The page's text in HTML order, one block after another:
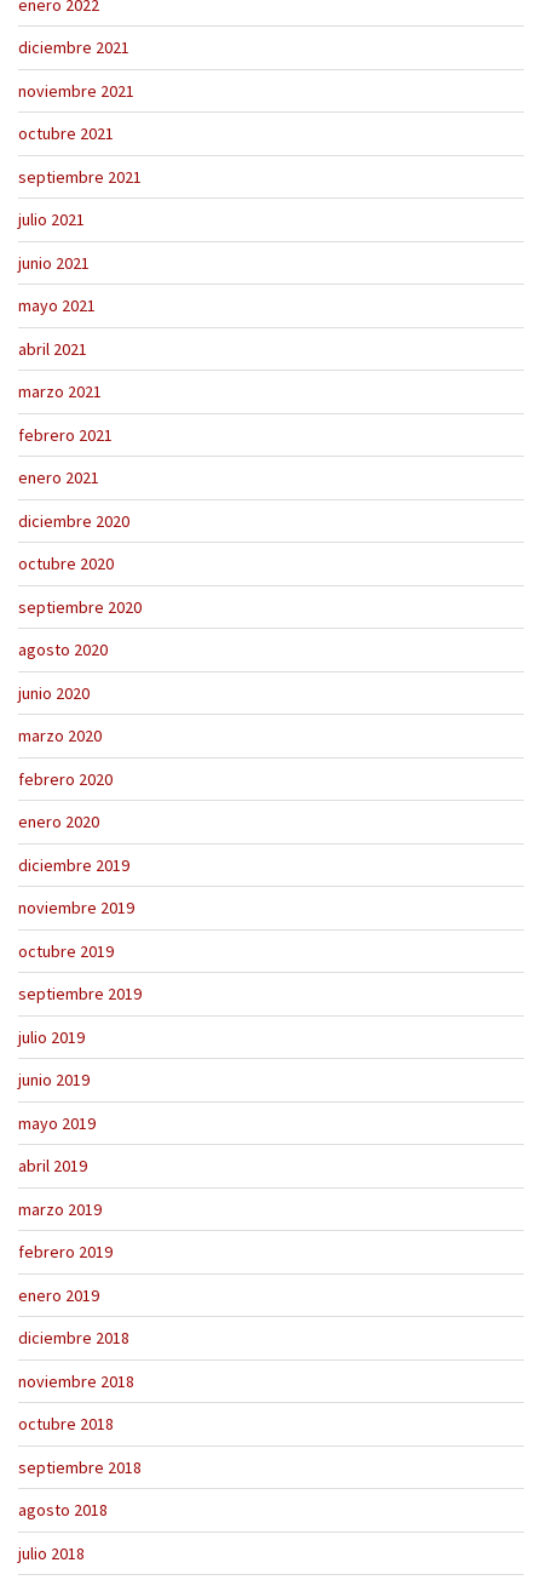
enero 2022
diciembre 2021
noviembre 2021
octubre 2021
septiembre 2021
julio 2021
junio 2021
mayo 2021
abril 2021
marzo 2021
febrero 2021
enero 2021
diciembre 2020
octubre 2020
septiembre 2020
agosto 2020
junio 2020
marzo 2020
febrero 2020
enero 2020
diciembre 2019
noviembre 2019
octubre 2019
septiembre 2019
julio 2019
junio 2019
mayo 2019
abril 2019
marzo 2019
febrero 2019
enero 2019
diciembre 2018
noviembre 2018
octubre 2018
septiembre 2018
agosto 2018
julio 2018